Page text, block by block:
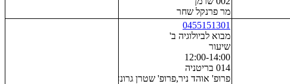
מר פרנקל שחר
0455151301
מבוא לביולוגיה ב'
שיעור
12:00-14:00
014 בריטניה
פרופ' אוהד ניר,פרופ' שטרן גרונדלנד עדי,פרופ' הושון דורתה